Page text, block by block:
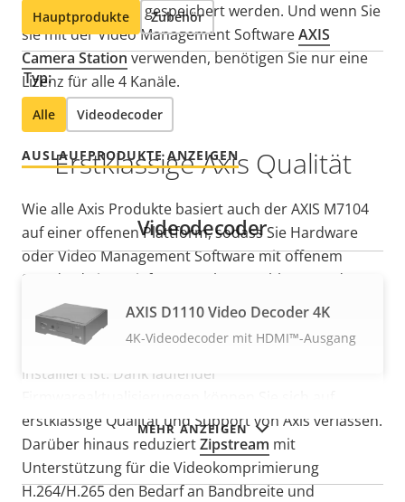
oder in der Cloud gespeichert werden. Und wenn Sie
sie mit der Video Management SoftwareAXIS
Camera Stationverwenden, benötigen Sie nur eine
Lizenz für alle 4 Kanäle.
Erstklassige Axis Qualität
Wie alle Axis Produkte basiert auch der AXIS M7104
auf einer offenen Plattform, sodass Sie Hardware
oder Video Management Software mit offenem
Standard eines Lieferanten Ihrer Wahl verwenden
können. Signierte Firmware und sicheres
Hochfahren garantieren, dass die Firmware nicht
geändert wurde und nur autorisierte Firmware
installiert ist. Dank laufender
erstklassige Qualität und Support von Axis verlassen.
Darüber hinaus reduziertZipstream mit
Unterstützung für die Videokomprimierung
H.264/H.265 den Bedarf an Bandbreite und
Hauptprodukte Zubehör
Typ:
Alle Videodecoder
AUSLAUFPRODUKTE ANZEIGEN
MEHR ANZEIGEN
Videodecoder
AXIS D1110 Video Decoder 4K
4K-Videodecoder mit HDMI™-Ausgang